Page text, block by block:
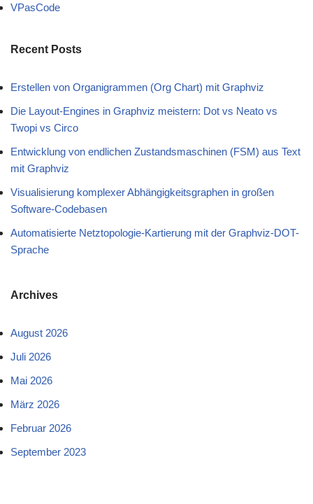
VPasCode
Recent Posts
Erstellen von Organigrammen (Org Chart) mit Graphviz
Die Layout-Engines in Graphviz meistern: Dot vs Neato vs
Twopi vs Circo
Entwicklung von endlichen Zustandsmaschinen (FSM) aus Text
mit Graphviz
Visualisierung komplexer Abhängigkeitsgraphen in großen
Software-Codebasen
Automatisierte Netztopologie-Kartierung mit der Graphviz-DOT-
Sprache
Archives
August 2026
Juli 2026
Mai 2026
März 2026
Februar 2026
September 2023